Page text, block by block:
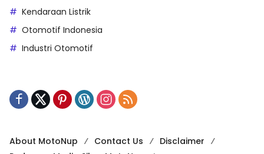
Kendaraan Listrik
Otomotif Indonesia
Industri Otomotif
About MotoNup Contact Us
Disclaimer